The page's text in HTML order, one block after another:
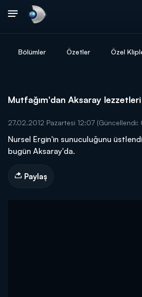
Bölümler Özetler Özel
Mutfağım'dan Aksaray lezzetleri
27.02.2012 Pazartesi 12:07 (Güncellendi:
Nursel Ergin'in sunuculuğunu
bugün Aksaray'da.
Paylaş